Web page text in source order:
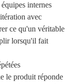
internes
avec
ce qu'un véritable
lorsqu'il fait
le produit réponde